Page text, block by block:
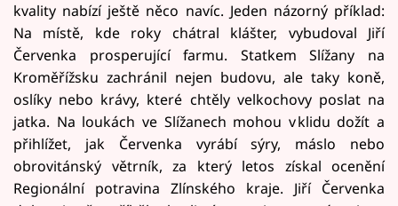
kvality nabízí ještě něco navíc. Jeden názorný příklad:
Na místě, kde roky chátral klášter, vybudoval Jiří
Červenka prosperující farmu. Statkem Slížany na
Kroměřížsku zachránil nejen budovu, ale taky koně,
oslíky nebo krávy, které chtěly velkochovy poslat na
jatka. Na loukách ve Slížanech mohou v klidu dožít a
přihlížet, jak Červenka vyrábí sýry, máslo nebo
obrovitánský větrník, za který letos získal ocenění
Regionální potravina Zlínského kraje. Jiří Červenka